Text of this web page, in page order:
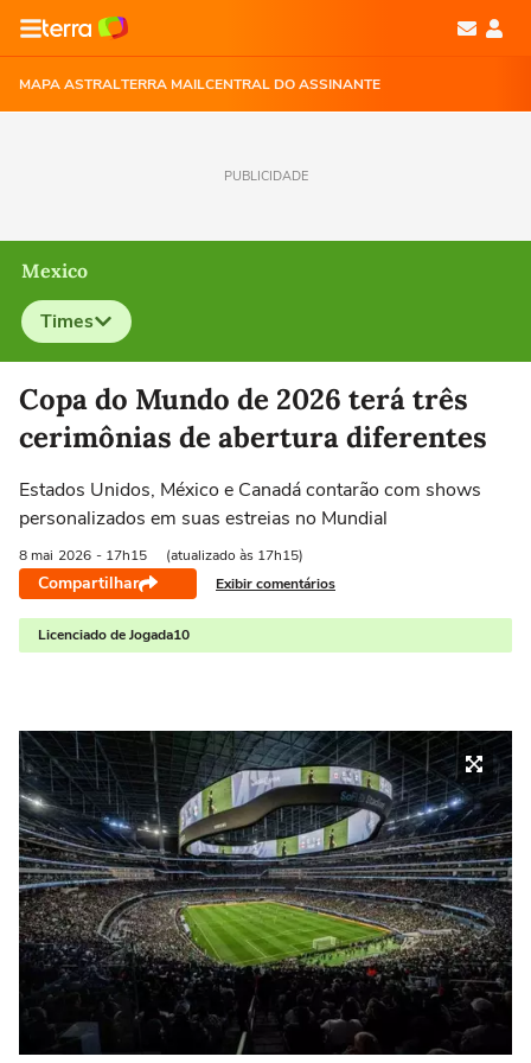
MAPA ASTRALTERRA MAILCENTRAL DO ASSINANTE
PUBLICIDADE
Mexico
Times
Selecione o time para ver as notícias
Copa do Mundo de 2026 terá três
cerimônias de abertura diferentes
Estados Unidos, México e Canadá contarão com shows
personalizados em suas estreias no Mundial
8 mai 2026 - 17h15 (atualizado às 17h15)
Compartilhar Exibir comentários
Licenciado de Jogada10